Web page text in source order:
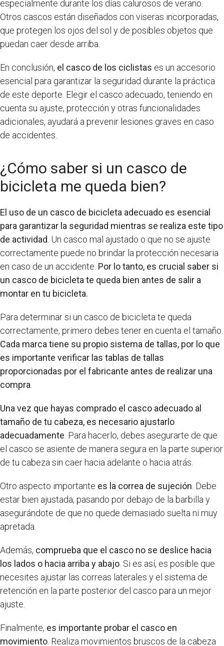
especialmente durante los días calurosos de verano.
Otros cascos están diseñados con viseras incorporadas,
que protegen los ojos del sol y de posibles objetos que
puedan caer desde arriba.
En conclusión, el casco de los ciclistas es un accesorio
esencial para garantizar la seguridad durante la práctica
de este deporte. Elegir el casco adecuado, teniendo en
cuenta su ajuste, protección y otras funcionalidades
adicionales, ayudará a prevenir lesiones graves en caso
de accidentes.
¿Cómo saber si un casco de
bicicleta me queda bien?
El uso de un casco de bicicleta adecuado es esencial
para garantizar la seguridad mientras se realiza este tipo
de actividad . Un casco mal ajustado o que no se ajuste
correctamente puede no brindar la protección necesaria
en caso de un accidente. Por lo tanto, es crucial saber si
un casco de bicicleta te queda bien antes de salir a
montar en tu bicicleta.
Para determinar si un casco de bicicleta te queda
correctamente, primero debes tener en cuenta el tamaño.
Cada marca tiene su propio sistema de tallas, por lo que
es importante verificar las tablas de tallas
proporcionadas por el fabricante antes de realizar una
compra
Una vez que hayas comprado el casco adecuado al
tamaño de tu cabeza, es necesario ajustarlo
adecuadamente . Para hacerlo, debes asegurarte de que
el casco se asiente de manera segura en la parte superior
de tu cabeza sin caer hacia adelante o hacia atrás.
Otro aspecto importante es la correa de sujeción . Debe
estar bien ajustada, pasando por debajo de la barbilla y
asegurándote de que no quede demasiado suelta ni muy
apretada.
Además, comprueba que el casco no se deslice hacia
los lados o hacia arriba y abajo . Si es así, es posible que
necesites ajustar las correas laterales y el sistema de
retención en la parte posterior del casco para un mejor
ajuste.
Finalmente, es importante probar el casco en
movimiento . Realiza movimientos bruscos de la cabeza